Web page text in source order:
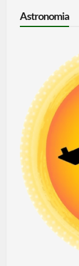
Astronomia